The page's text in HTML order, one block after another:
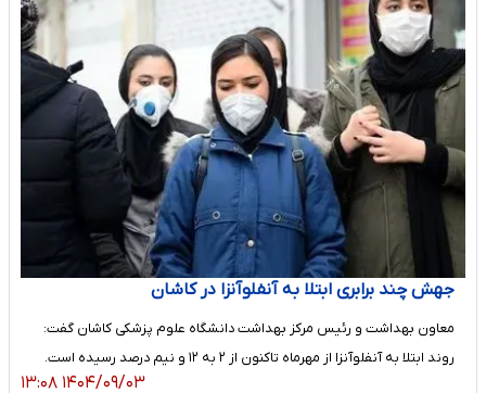
جهش چند برابری ابتلا به آنفلوآنزا در کاشان
معاون بهداشت و رئیس مرکز بهداشت دانشگاه علوم پزشکی کاشان گفت:
روند ابتلا به آنفلوآنزا از مهرماه تاکنون از ۲ به ۱۲ و نیم درصد رسیده است.
۱۴۰۴/۰۹/۰۳ ۱۳:۰۸